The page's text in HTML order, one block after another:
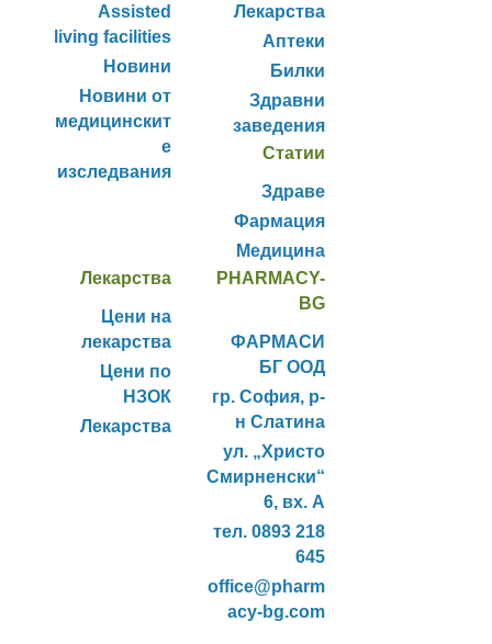
Assisted
living facilities
Новини
Новини от
медицинскит
е
изследвания
Лекарства
Аптеки
Билки
Здравни
заведения
Статии
Здраве
Фармация
Медицина
Лекарства
Цени на
лекарства
Цени по
НЗОК
Лекарства
PHARMACY-
BG
ФАРМАСИ
БГ ООД
гр. София, р-
н Слатина
ул. „Христо
Смирненски“
6, вх. А
тел. 0893 218
645
office@pharm
acy-bg.com